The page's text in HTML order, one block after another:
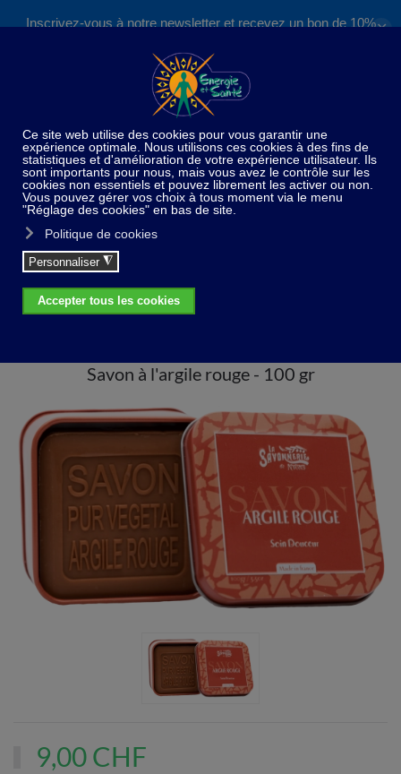
Inscrivez-vous à notre newsletter et recevez un bon de 10%
S'inscrire
✕
Home Paradis du bain et de la douche
l'argile rouge - 100 gr
Savon à l'argile rouge - 100 gr
9,00 CHF